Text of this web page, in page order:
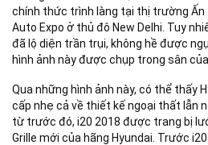
chính thức trình làng tại thị trường Ấn
Auto Expo ở thủ đô New Delhi. Tuy
đã lộ diện trần trụi, không hề được
hình ảnh này được chụp trong sân
Qua những hình ảnh này, có thể thấy
cấp nhẹ cả về thiết kế ngoại thất lẫn
từ trước đó, i20 2018 được trang bị
Grille mới của hãng Hyundai. Trước